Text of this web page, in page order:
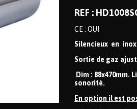
REF :
CE : OUI
Silencieux en inox
Sortie de gaz
Dim : 88x470mm.
sonorité.
En option il est